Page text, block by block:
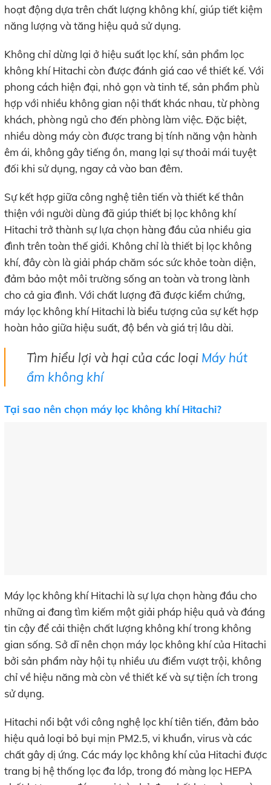
hoạt động dựa trên chất lượng không khí, giúp tiết kiệm
năng lượng và tăng hiệu quả sử dụng.
Không chỉ dừng lại ở hiệu suất lọc khí, sản phẩm lọc
không khí Hitachi còn được đánh giá cao về thiết kế. Với
phong cách hiện đại, nhỏ gọn và tinh tế, sản phẩm phù
hợp với nhiều không gian nội thất khác nhau, từ phòng
khách, phòng ngủ cho đến phòng làm việc. Đặc biệt,
nhiều dòng máy còn được trang bị tính năng vận hành
êm ái, không gây tiếng ồn, mang lại sự thoải mái tuyệt
đối khi sử dụng, ngay cả vào ban đêm.
Sự kết hợp giữa công nghệ tiên tiến và thiết kế thân
thiện với người dùng đã giúp thiết bị lọc không khí
Hitachi trở thành sự lựa chọn hàng đầu của nhiều gia
đình trên toàn thế giới. Không chỉ là thiết bị lọc không
khí, đây còn là giải pháp chăm sóc sức khỏe toàn diện,
đảm bảo một môi trường sống an toàn và trong lành
cho cả gia đình. Với chất lượng đã được kiểm chứng,
máy lọc không khí Hitachi là biểu tượng của sự kết hợp
hoàn hảo giữa hiệu suất, độ bền và giá trị lâu dài.
Tìm hiểu lợi và hại của các loại Máy hút
ẩm không khí
Tại sao nên chọn máy lọc không khí Hitachi?
Máy lọc không khí Hitachi là sự lựa chọn hàng đầu cho
những ai đang tìm kiếm một giải pháp hiệu quả và đáng
tin cậy để cải thiện chất lượng không khí trong không
gian sống. Sở dĩ nên chọn máy lọc không khí của Hitachi
bởi sản phẩm này hội tụ nhiều ưu điểm vượt trội, không
chỉ về hiệu năng mà còn về thiết kế và sự tiện ích trong
sử dụng.
Hitachi nổi bật với công nghệ lọc khí tiên tiến, đảm bảo
hiệu quả loại bỏ bụi mịn PM2.5, vi khuẩn, virus và các
chất gây dị ứng. Các máy lọc không khí của Hitachi được
trang bị hệ thống lọc đa lớp, trong đó màng lọc HEPA